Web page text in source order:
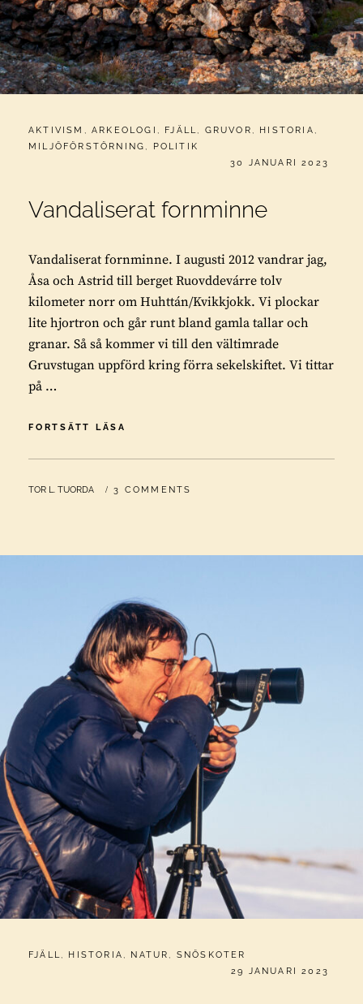
CATEGORIES:
AKTIVISM ,ARKEOLOGI , FJÄLL, GRUVOR , HISTORIA ,
MILJÖFÖRSTÖRNING ,
POLITIK
PUBLICERAT
30 JANUARI 2023
Vandaliserat fornminne
Vandaliserat fornminne. I augusti 2012 vandrar jag,
Åsa och Astrid till berget Ruovddevárre tolv
kilometer norr om Huhttán/Kvikkjokk. Vi plockar
lite hjortron och går runt bland gamla tallar och
granar. Så så kommer vi till den vältimrade
Gruvstugan uppförd kring förra sekelskiftet. Vi tittar
på …
FORTSÄTT LÄSA
BY
TOR L. TUORDA 3 COMMENTS
CATEGORIES:
FJÄLL, HISTORIA , NATUR , SNÖSKOTER
PUBLICERAT
29 JANUARI 2023